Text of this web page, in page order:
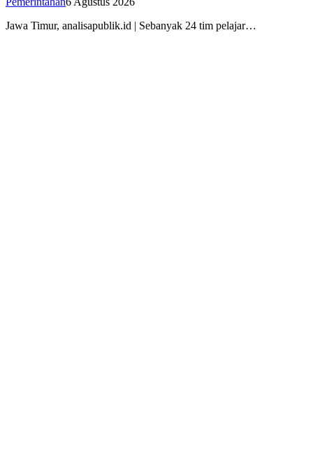
Jawa Timur, analisapublik.id | Sebanyak 24 tim pelajar…